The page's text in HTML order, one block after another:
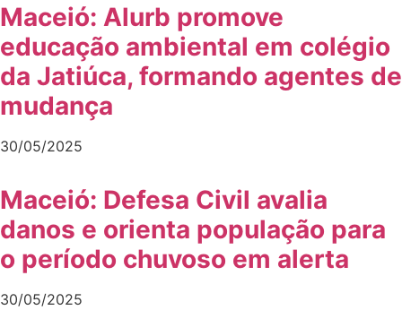
Maceió: Alurb promove
educação ambiental em colégio
da Jatiúca, formando agentes de
mudança
30/05/2025
Maceió: Defesa Civil avalia
danos e orienta população para
o período chuvoso em alerta
30/05/2025